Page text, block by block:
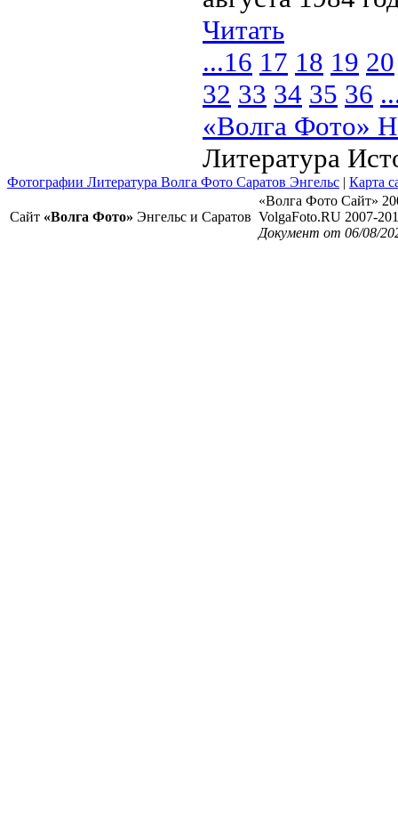
Читать
...16 17 18 19 20
32 33 34 35 36
«Волга Фото»
Литература
Фотографии Литература Волга Фото Саратов Энгельс | Карта
Сайт «Волга Фото» Энгельс и Саратов
«Волга Фото Сайт»
VolgaFoto.RU 2007-
Документ от 06/08/